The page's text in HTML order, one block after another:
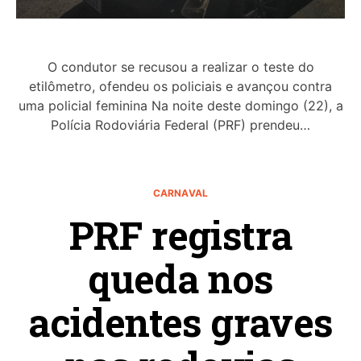
O condutor se recusou a realizar o teste do
etilômetro, ofendeu os policiais e avançou contra
uma policial feminina Na noite deste domingo (22), a
Polícia Rodoviária Federal (PRF) prendeu…
CARNAVAL
PRF registra
queda nos
acidentes graves